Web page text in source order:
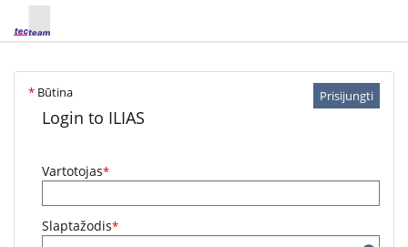
Prisijungti
* Būtina
Login to ILIAS
Vartotojas*
Slaptažodis*